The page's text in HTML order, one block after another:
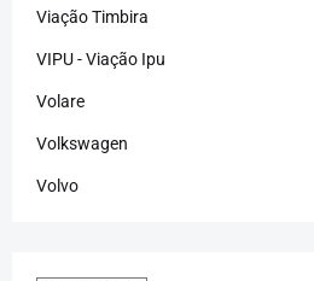
Viação Timbira
VIPU - Viação Ipu
Volare
Volkswagen
Volvo